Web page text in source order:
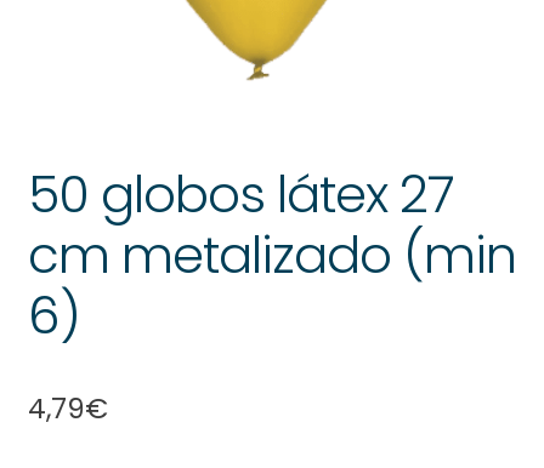
50 globos látex 27
cm metalizado (min
6)
4,79€